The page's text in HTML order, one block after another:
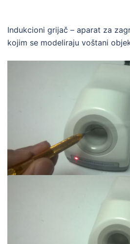
Indukcioni grijač – aparat za
kojim se modeliraju voštani